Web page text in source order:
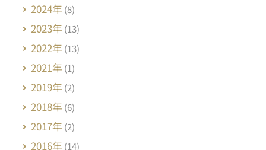
2024年(8)
2023年(13)
2022年(13)
2021年(1)
2019年(2)
2018年(6)
2017年(2)
2016年(14)